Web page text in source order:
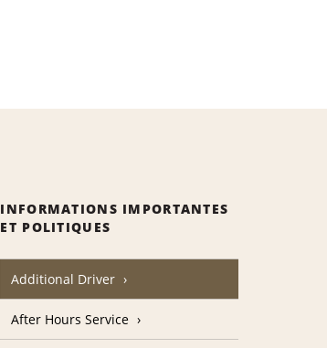
INFORMATIONS IMPORTANTES
ET POLITIQUES
Additional Driver
After Hours Service